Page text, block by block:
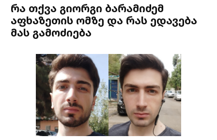
რა თქვა გიორგი ბარამიძემ
აფხაზეთის ომზე და რას ედავება
მას გამოძიება